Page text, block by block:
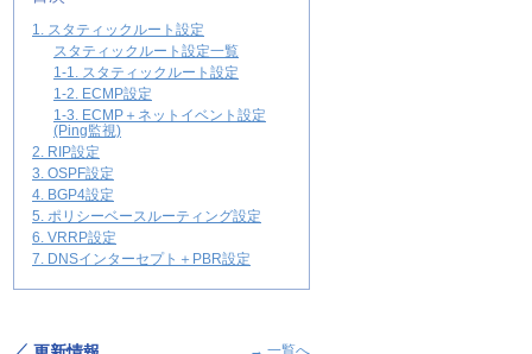
1. スタティックルート設定
スタティックルート設定一覧
1-1. スタティックルート設定
1-2. ECMP設定
1-3. ECMP＋ネットイベント設定
(Ping監視)
2. RIP設定
3. OSPF設定
4. BGP4設定
5. ポリシーベースルーティング設定
6. VRRP設定
7. DNSインターセプト＋PBR設定
→ 一覧へ